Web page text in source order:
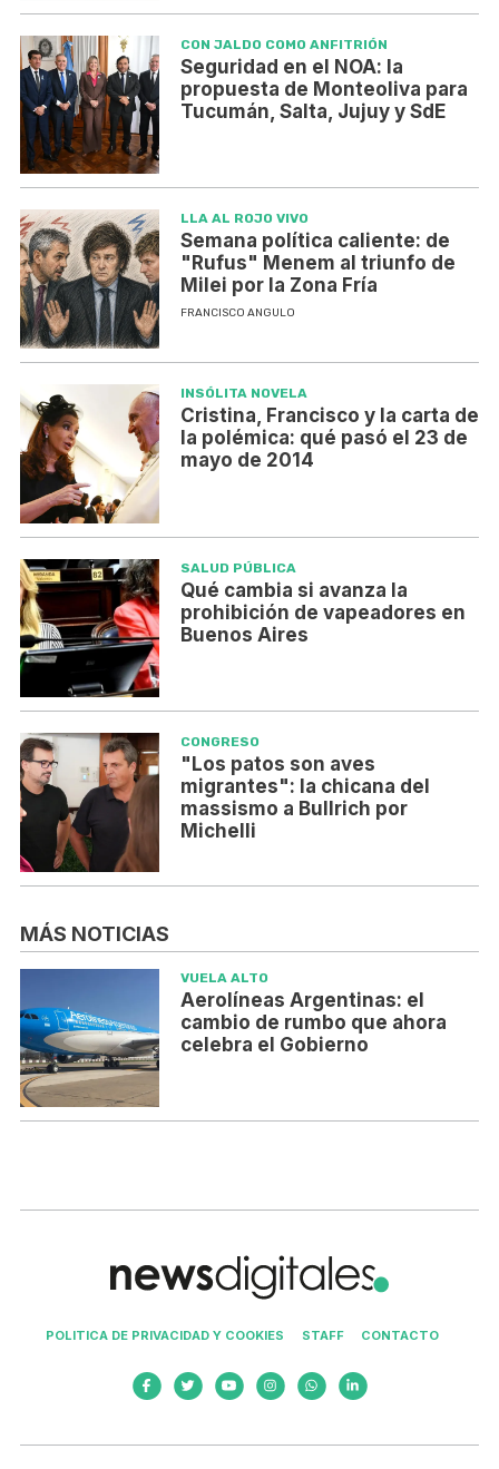
CON JALDO COMO ANFITRIÓN
Seguridad en el NOA: la
propuesta de Monteoliva para
Tucumán, Salta, Jujuy y SdE
LLA AL ROJO VIVO
Semana política caliente: de
"Rufus" Menem al triunfo de
Milei por la Zona Fría
FRANCISCO ANGULO
INSÓLITA NOVELA
Cristina, Francisco y la carta de
la polémica: qué pasó el 23 de
mayo de 2014
SALUD PÚBLICA
Qué cambia si avanza la
prohibición de vapeadores en
Buenos Aires
CONGRESO
"Los patos son aves
migrantes": la chicana del
massismo a Bullrich por
Michelli
MÁS NOTICIAS
VUELA ALTO
Aerolíneas Argentinas: el
cambio de rumbo que ahora
celebra el Gobierno
POLITICA DE PRIVACIDAD Y COOKIES STAFF CONTACTO